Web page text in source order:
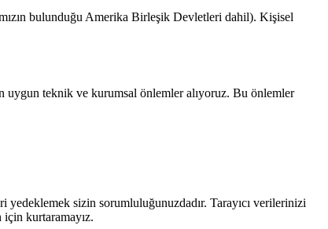
bulunduğu Amerika Birleşik Devletleri dahil). Kişisel
uygun teknik ve kurumsal önlemler alıyoruz. Bu önlemler
yedeklemek sizin sorumluluğunuzdadır. Tarayıcı verilerinizi
kurtaramayız.